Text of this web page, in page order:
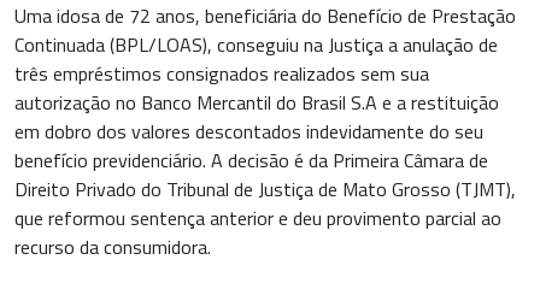
Uma idosa de 72 anos, beneficiária do Benefício de Prestação
Continuada (BPL/LOAS), conseguiu na Justiça a anulação de
três empréstimos consignados realizados sem sua
autorização no Banco Mercantil do Brasil S.A e a restituição
em dobro dos valores descontados indevidamente do seu
benefício previdenciário. A decisão é da Primeira Câmara de
Direito Privado do Tribunal de Justiça de Mato Grosso (TJMT),
que reformou sentença anterior e deu provimento parcial ao
recurso da consumidora.